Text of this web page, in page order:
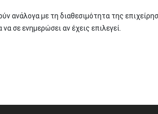
ανάλογα με τη διαθεσιμότητα της
σε ενημερώσει αν έχεις επιλεγεί.